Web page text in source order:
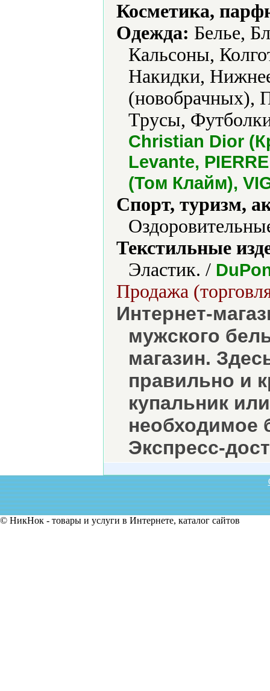
Косметика,
Одежда: Белье,
Кальсоны,
Накидки,
(новобрачных),
Трусы,
Christian Dior
Levante,
(Том Клайм),
Спорт, туризм,
Текстильные
Эластик. /
Продажа
Интернет-
мужского
магазин.
правильно и
купальник
необходимое
Экспресс-
© НикНок - товары и услуги в Интернете, каталог сайтов